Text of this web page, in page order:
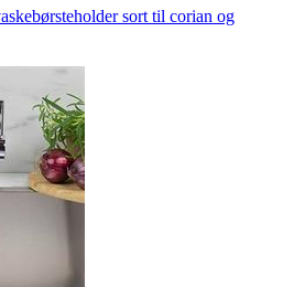
sort til corian og